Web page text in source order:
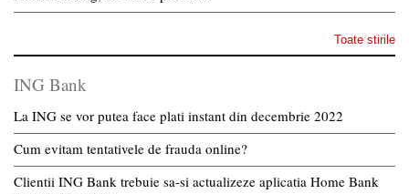
Toate stirile
ING Bank
La ING se vor putea face plati instant din decembrie 2022
Cum evitam tentativele de frauda online?
Clientii ING Bank trebuie sa-si actualizeze aplicatia Home Bank